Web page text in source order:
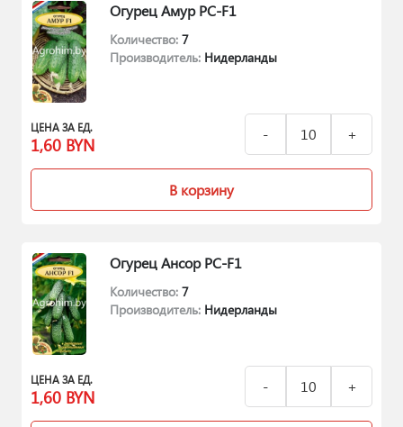
Огурец Амур РС-F1
Количество: 7
Производитель: Нидерланды
ЦЕНА ЗА ЕД.
1,60 BYN
В корзину
Огурец Ансор РС-F1
Количество: 7
Производитель: Нидерланды
ЦЕНА ЗА ЕД.
1,60 BYN